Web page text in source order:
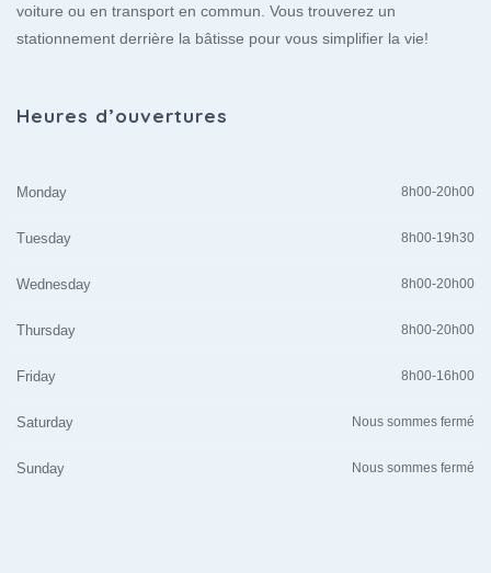
voiture ou en transport en commun. Vous trouverez un
stationnement derrière la bâtisse pour vous simplifier la vie!
Heures d’ouvertures
Monday 8h00-20h00
Tuesday 8h00-19h30
Wednesday 8h00-20h00
Thursday 8h00-20h00
Friday 8h00-16h00
Saturday Nous sommes fermé
Sunday Nous sommes fermé